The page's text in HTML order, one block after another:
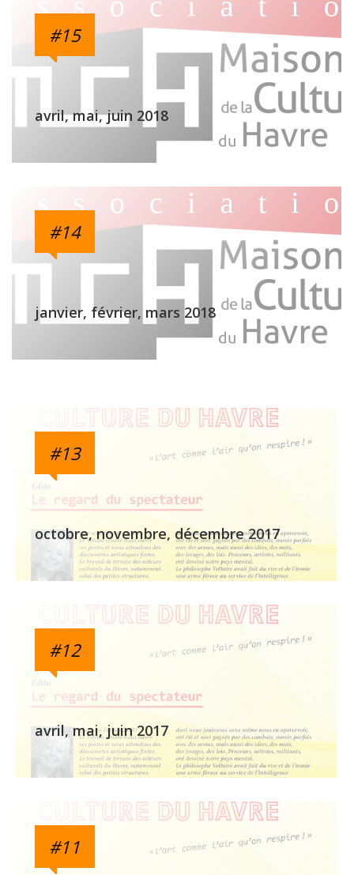
#15
avril, mai, juin 2018
#14
janvier, février, mars 2018
#13
octobre, novembre, décembre 2017
#12
avril, mai, juin 2017
#11